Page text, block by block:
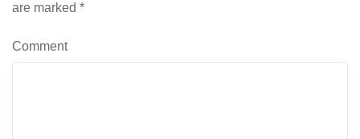
are marked *
Comment